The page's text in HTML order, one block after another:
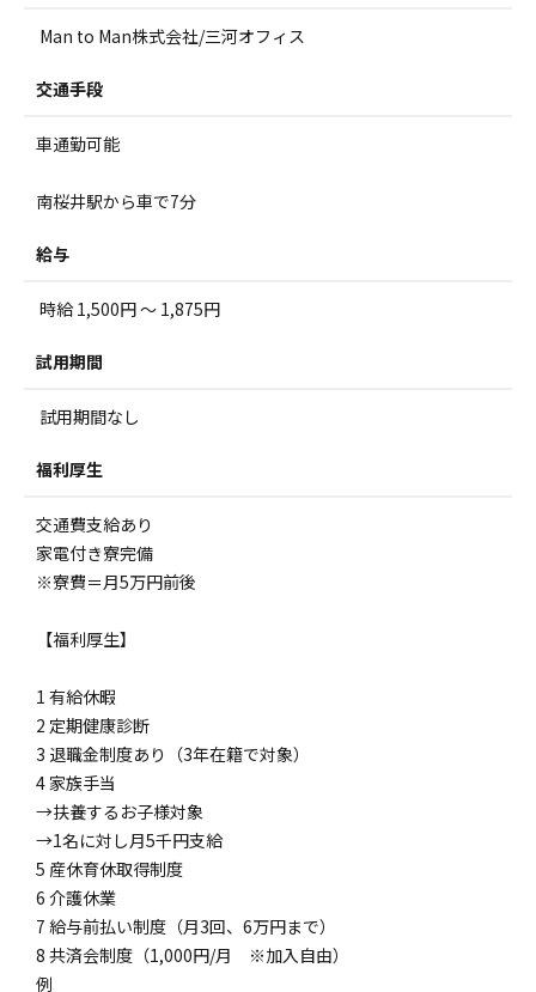
Man to Man株式会社/三河オフィス
交通手段
車通勤可能
南桜井駅から車で7分
給与
時給 1,500円 ～ 1,875円
試用期間
試用期間なし
福利厚生
交通費支給あり
家電付き寮完備
※寮費＝月5万円前後
【福利厚生】
1 有給休暇
2 定期健康診断
3 退職金制度あり（3年在籍で対象）
4 家族手当
→扶養するお子様対象
→1名に対し月5千円支給
5 産休育休取得制度
6 介護休業
7 給与前払い制度（月3回、6万円まで）
8 共済会制度（1,000円/月 ※加入自由）
例